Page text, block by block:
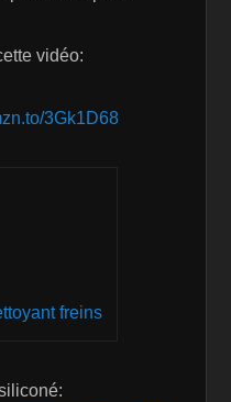
vidéo:
3Gk1D68
freins